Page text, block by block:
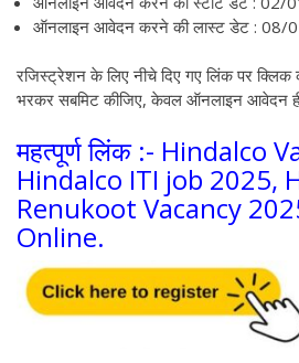
ऑनलाइन आवेदन करने की लास्ट डेट : 08/
रजिस्ट्रेशन के लिए नीचे दिए गए लिंक पर क्लिक
भरकर सबमिट कीजिए, केवल ऑनलाइन आवेदन ही
महत्पूर्ण लिंक :- Hindalco
Hindalco ITI job 2025,
Renukoot Vacancy
Online.